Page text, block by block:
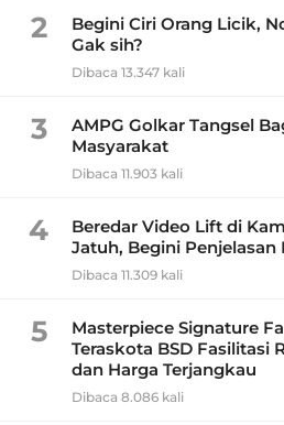
2
Begini Ciri Orang Licik,
Gak sih?
Dibaca 13.347 kali
3
AMPG Golkar Tangsel
Masyarakat
Dibaca 11.903 kali
4
Beredar Video Lift di
Jatuh, Begini
Dibaca 11.309 kali
5
Masterpiece Signature
Teraskota BSD Fasilitasi
dan Harga Terjangkau
Dibaca 8.086 kali